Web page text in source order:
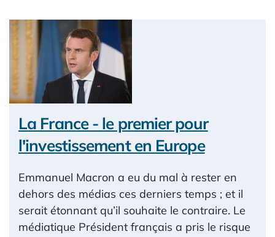
La France - le premier pour
l'investissement en Europe
Emmanuel Macron a eu du mal à rester en
dehors des médias ces derniers temps ; et il
serait étonnant qu’il souhaite le contraire. Le
médiatique Président français a pris le risque